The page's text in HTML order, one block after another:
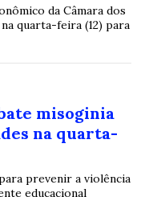
da Câmara dos
quarta-feira (12) para
misoginia
na quarta-
prevenir a violência
educacional